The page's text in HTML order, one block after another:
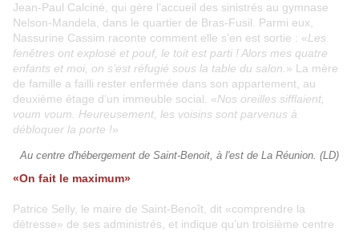
Jean-Paul Calciné, qui gère l’accueil des sinistrés au gymnase
Nelson-Mandela, dans le quartier de Bras-Fusil. Parmi eux,
Nassurine Cassim raconte comment elle s’en est sortie : «Les
fenêtres ont explosé et pouf, le toit est parti ! Alors mes quatre
enfants et moi, on s’est réfugié sous la table du salon. » La mère
de famille a failli rester enfermée dans son appartement, au
deuxième étage d’un immeuble social. «Nos oreilles sifflaient,
voum voum. Heureusement, les voisins sont parvenus à
débloquer la porte !»
Au centre d'hébergement de Saint-Benoit, à l'est de La Réunion. (LD)
«On fait le maximum»
Patrice Selly, le maire de Saint-Benoît, dit «comprendre la
détresse» de ses administrés, et indique qu’un troisième centre